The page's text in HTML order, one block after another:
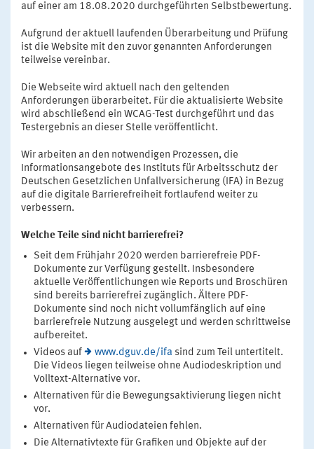
auf einer am 18.08.2020 durchgeführten Selbstbewertung.
Aufgrund der aktuell laufenden Überarbeitung und Prüfung
ist die Website mit den zuvor genannten Anforderungen
teilweise vereinbar.
Die Webseite wird aktuell nach den geltenden
Anforderungen überarbeitet. Für die aktualisierte Website
wird abschließend ein WCAG-Test durchgeführt und das
Testergebnis an dieser Stelle veröffentlicht.
Wir arbeiten an den notwendigen Prozessen, die
Informationsangebote des Instituts für Arbeitsschutz der
Deutschen Gesetzlichen Unfallversicherung (IFA) in Bezug
auf die digitale Barrierefreiheit fortlaufend weiter zu
verbessern.
Welche Teile sind nicht barrierefrei?
Seit dem Frühjahr 2020 werden barrierefreie PDF-
Dokumente zur Verfügung gestellt. Insbesondere
aktuelle Veröffentlichungen wie Reports und Broschüren
sind bereits barrierefrei zugänglich. Ältere PDF-
Dokumente sind noch nicht vollumfänglich auf eine
barrierefreie Nutzung ausgelegt und werden schrittweise
aufbereitet.
Videos auf
www.dguv.de/ifa sind zum Teil untertitelt.
Die Videos liegen teilweise ohne Audiodeskription und
Volltext-Alternative vor.
Alternativen für die Bewegungsaktivierung liegen nicht
vor.
Alternativen für Audiodateien fehlen.
Die Alternativtexte für Grafiken und Objekte auf der